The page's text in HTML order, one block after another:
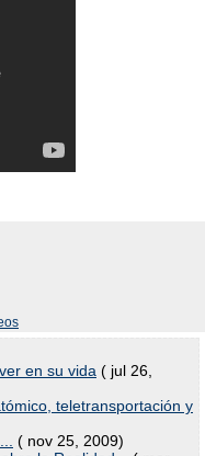
en su vida ( jul 26,
teletransportación y
( nov 25, 2009)